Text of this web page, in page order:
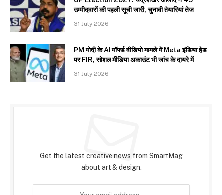
उम्मीदवारों की पहली सूची जारी, चुनावी तैयारियां तेज
31 July 2026
PM मोदी के AI मॉर्फ्ड वीडियो मामले में Meta इंडिया हेड
पर FIR, सोशल मीडिया अकाउंट भी जांच के दायरे में
31 July 2026
Get the latest creative news from SmartMag
about art & design.